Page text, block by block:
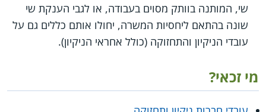
שי, המותנה בוותק מסוים בעבודה, או לגבי הענקת שי
שונה בהתאם ליחסיות המשרה, יחולו אותם כללים גם על
עובדי הניקיון והתחזוקה (כולל אחראי הניקיון).
מי זכאי?